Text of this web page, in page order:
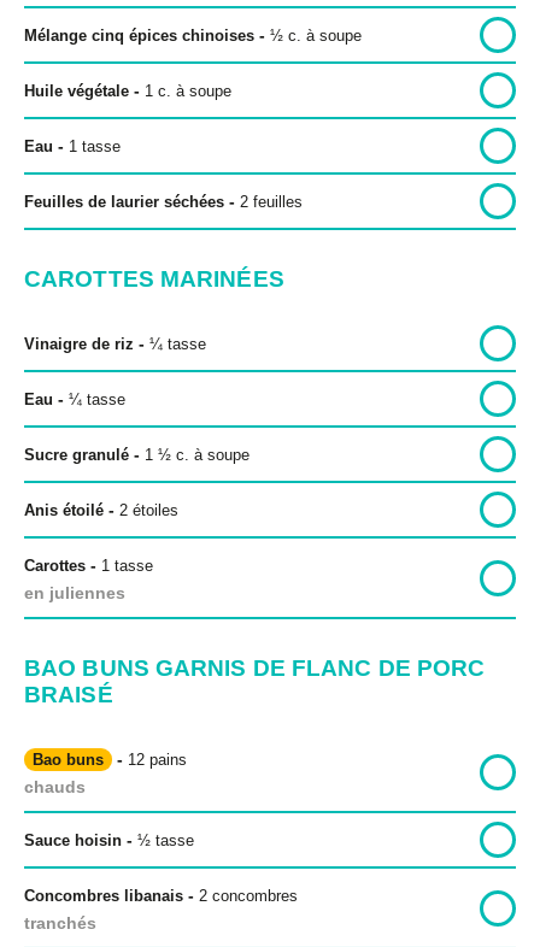
Mélange cinq épices chinoises - ½ c. à soupe
Huile végétale - 1 c. à soupe
Eau - 1 tasse
Feuilles de laurier séchées - 2 feuilles
CAROTTES MARINÉES
Vinaigre de riz - ¼ tasse
Eau - ¼ tasse
Sucre granulé - 1 ½ c. à soupe
Anis étoilé - 2 étoiles
Carottes - 1 tasse
en juliennes
BAO BUNS GARNIS DE FLANC DE PORC
BRAISÉ
Bao buns - 12 pains
chauds
Sauce hoisin - ½ tasse
Concombres libanais - 2 concombres
tranchés